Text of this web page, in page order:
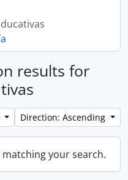
results for
Direction: Ascending
your search.